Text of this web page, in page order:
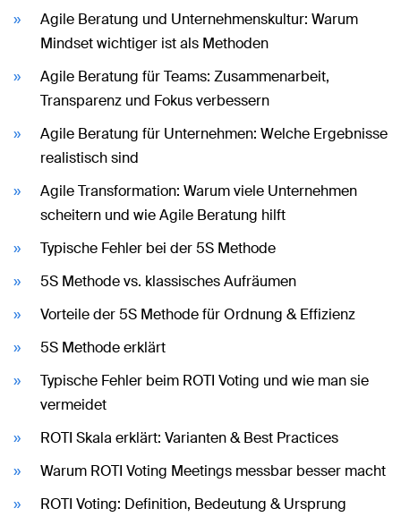
Agile Beratung und Unternehmenskultur: Warum
Mindset wichtiger ist als Methoden
Agile Beratung für Teams: Zusammenarbeit,
Transparenz und Fokus verbessern
Agile Beratung für Unternehmen: Welche Ergebnisse
realistisch sind
Agile Transformation: Warum viele Unternehmen
scheitern und wie Agile Beratung hilft
Typische Fehler bei der 5S Methode
5S Methode vs. klassisches Aufräumen
Vorteile der 5S Methode für Ordnung & Effizienz
5S Methode erklärt
Typische Fehler beim ROTI Voting und wie man sie
vermeidet
ROTI Skala erklärt: Varianten & Best Practices
Warum ROTI Voting Meetings messbar besser macht
ROTI Voting: Definition, Bedeutung & Ursprung